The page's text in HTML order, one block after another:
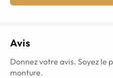
Avis
Donnez votre avis. Soyez le
monture.